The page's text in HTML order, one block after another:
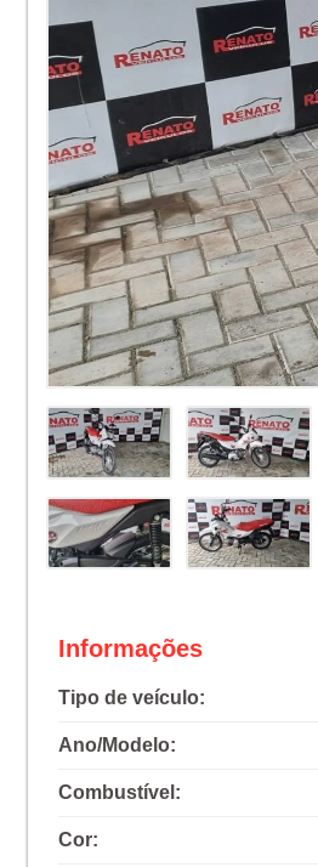
Informações
Tipo de veículo:
Ano/Modelo:
Combustível:
Cor: